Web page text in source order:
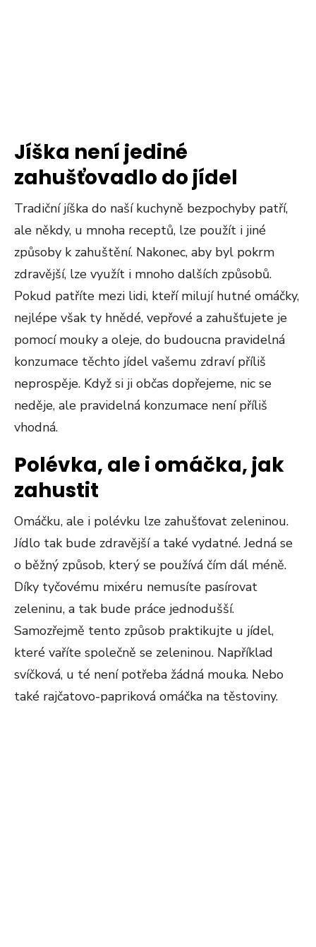
Jíška není jediné
zahušťovadlo do jídel
Tradiční jíška do naší kuchyně bezpochyby patří,
ale někdy, u mnoha receptů, lze použít i jiné
způsoby k zahuštění. Nakonec, aby byl pokrm
zdravější, lze využít i mnoho dalších způsobů.
Pokud patříte mezi lidi, kteří milují hutné omáčky,
nejlépe však ty hnědé, vepřové a zahušťujete je
pomocí mouky a oleje, do budoucna pravidelná
konzumace těchto jídel vašemu zdraví příliš
neprospěje. Když si ji občas dopřejeme, nic se
neděje, ale pravidelná konzumace není příliš
vhodná.
Polévka, ale i omáčka, jak
zahustit
Omáčku, ale i polévku lze zahušťovat zeleninou.
Jídlo tak bude zdravější a také vydatné. Jedná se
o běžný způsob, který se používá čím dál méně.
Díky tyčovému mixéru nemusíte pasírovat
zeleninu, a tak bude práce jednodušší.
Samozřejmě tento způsob praktikujte u jídel,
které vaříte společně se zeleninou. Například
svíčková, u té není potřeba žádná mouka. Nebo
také rajčatovo-papriková omáčka na těstoviny.